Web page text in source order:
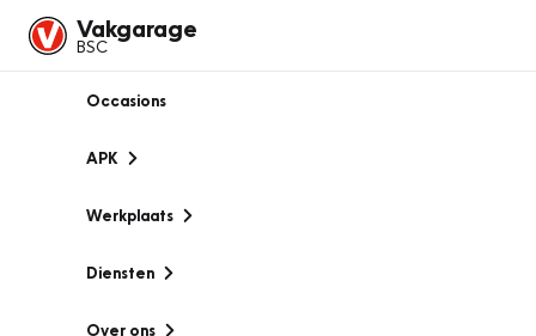
Vakgarage
BSC
Occasions
APK
Werkplaats
Diensten
Over ons